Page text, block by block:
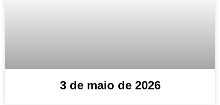
3 de maio de 2026